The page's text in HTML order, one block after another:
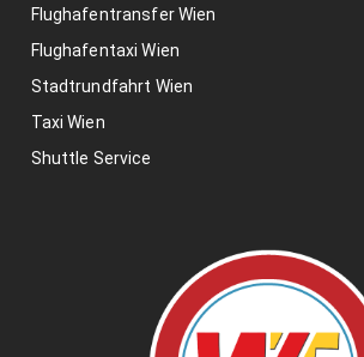
Flughafentransfer Wien
Flughafentaxi Wien
Stadtrundfahrt Wien
Taxi Wien
Shuttle Service